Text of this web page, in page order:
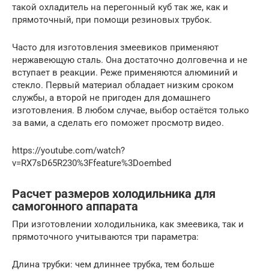
такой охладитель на перегонный куб так же, как и
прямоточный, при помощи резиновых трубок.
Часто для изготовления змеевиков применяют
нержавеющую сталь. Она достаточно долговечна и не
вступает в реакции. Реже применяются алюминий и
стекло. Первый материал обладает низким сроком
службы, а второй не пригоден для домашнего
изготовления. В любом случае, выбор остаётся только
за вами, а сделать его поможет просмотр видео.
https://youtube.com/watch?
v=RX7sD65R230%3Ffeature%3Doembed
Расчет размеров холодильника для
самогонного аппарата
При изготовлении холодильника, как змеевика, так и
прямоточного учитываются три параметра:
Длина трубки: чем длиннее трубка, тем больше